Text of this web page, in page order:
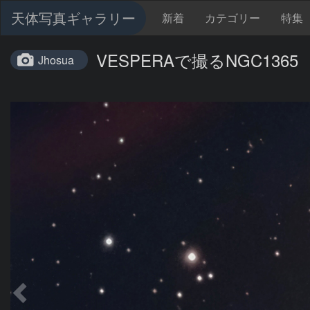
天体写真ギャラリー 新着 カテゴリー 特集
Jhosua VESPERAで撮るNGC1365